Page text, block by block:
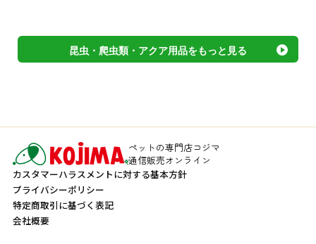
昆虫・爬虫類・アクア用品をもっと見る
ペットの専門店コジマ
通信販売オンライン
カスタマーハラスメントに対する基本方針
プライバシーポリシー
特定商取引に基づく表記
会社概要